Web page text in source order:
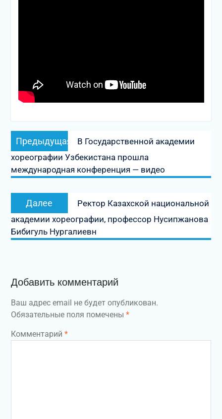
Навигация
по
записям
Предыдущая
запись:
В Государственной академии
хореографии Узбекистана прошла
международная конференция — видео
Далее
запись:
Ректор Казахской национальной
академии хореографии, профессор Нусипжанова
Бибигуль Нургалиевн
Добавить комментарий
Ваш адрес email не будет опубликован.
Обязательные поля помечены *
Комментарий *